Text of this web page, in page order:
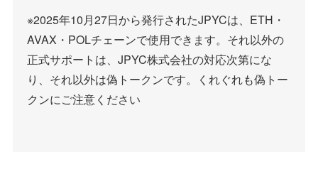
※2025年10月27日から発行されたJPYCは、ETH・
AVAX・POLチェーンで使用できます。それ以外の
正式サポートは、JPYC株式会社の対応次第にな
り、それ以外は偽トークンです。くれぐれも偽トー
クンにご注意ください